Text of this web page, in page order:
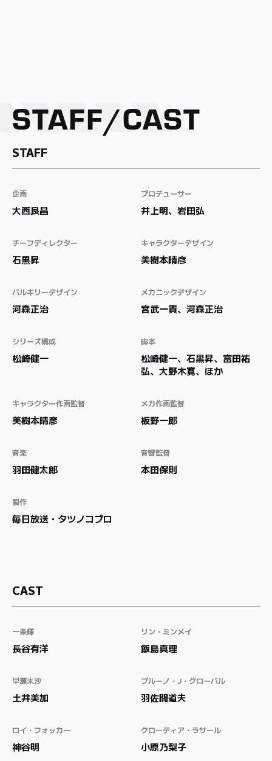
STAFF CAST
STAFF
企画
大西良昌
プロデューサー
井上明、岩田弘
チーフディレクター
石黒昇
キャラクターデザイン
美樹本晴彦
バルキリーデザイン
河森正治
メカニックデザイン
宮武一貴、河森正治
シリーズ構成
松崎健一
脚本
松崎健一、石黒昇、富田祐
弘、大野木寛、ほか
キャラクター作画監督
美樹本晴彦
メカ作画監督
板野一郎
音楽
羽田健太郎
音響監督
本田保則
製作
毎日放送・タツノコプロ
CAST
一条輝
長谷有洋
リン・ミンメイ
飯島真理
早瀬未沙
土井美加
ブルーノ・J・グローバル
羽佐間道夫
ロイ・フォッカー
神谷明
クローディア・ラサール
小原乃梨子